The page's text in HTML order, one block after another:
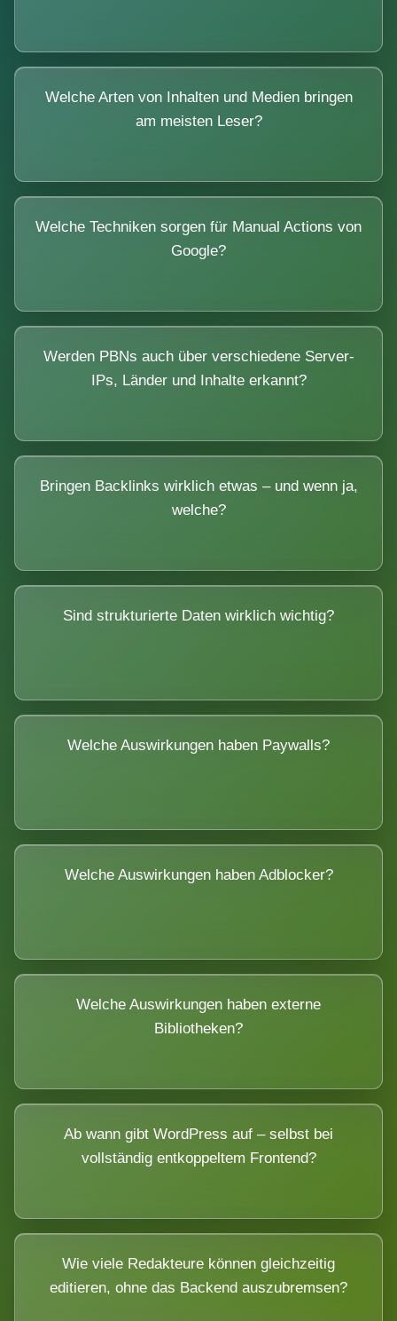
Welche Arten von Inhalten und Medien bringen
am meisten Leser?
Welche Techniken sorgen für Manual Actions von
Google?
Werden PBNs auch über verschiedene Server-
IPs, Länder und Inhalte erkannt?
Bringen Backlinks wirklich etwas – und wenn ja,
welche?
Sind strukturierte Daten wirklich wichtig?
Welche Auswirkungen haben Paywalls?
Welche Auswirkungen haben Adblocker?
Welche Auswirkungen haben externe
Bibliotheken?
Ab wann gibt WordPress auf – selbst bei
vollständig entkoppeltem Frontend?
Wie viele Redakteure können gleichzeitig
editieren, ohne das Backend auszubremsen?